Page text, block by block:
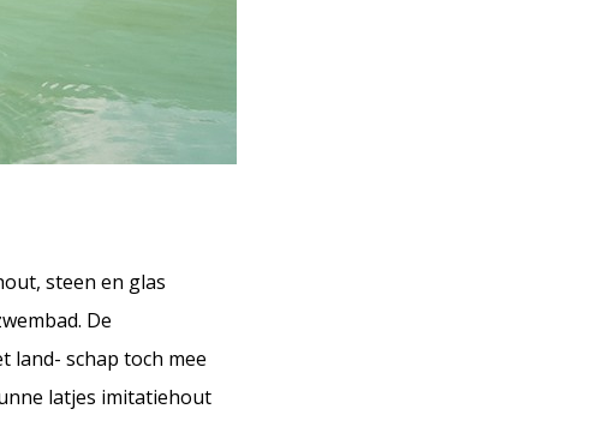
steen en glas
De
land- schap toch mee
latjes imitatiehout